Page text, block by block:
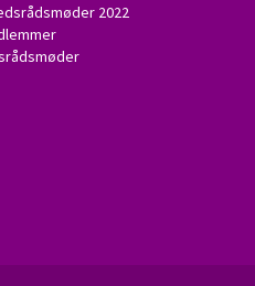
2022